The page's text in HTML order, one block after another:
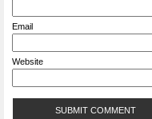
Email
Website